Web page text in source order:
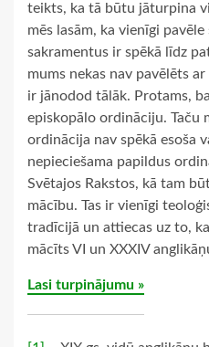
teikts, ka tā būtu jāturpina
mēs lasām, ka vienīgi
sakramentus ir spēkā līdz
mums nekas nav pavēlēts
ir jānodod tālāk. Protams,
episkopālo ordināciju. Taču
ordinācija nav spēkā esoša
nepieciešama papildus
Svētajos Rakstos, kā tam
mācību. Tas ir vienīgi
tradīcijā un attiecas uz to,
mācīts VI un XXXIV
Lasi turpinājumu »